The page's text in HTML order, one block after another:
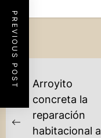
PREVIOUS POST
NAVEGACIÓN
DE
ENTRADAS
Previous
Arroyito
concreta la
reparación
habitacional a